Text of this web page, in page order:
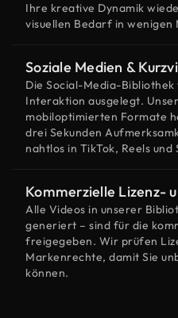
Ihre kreative Dynamik
visuellen Bedarf in wenigen
Soziale Medien &
Die Social-Media-
Interaktion ausgelegt.
mobiloptimierten Formate
drei Sekunden
nahtlos in TikTok, Reels
Kommerzielle Lizenz-
Alle Videos in unserer
generiert – sind für die
freigegeben. Wir prüfen
Markenrechte, damit Sie
können.